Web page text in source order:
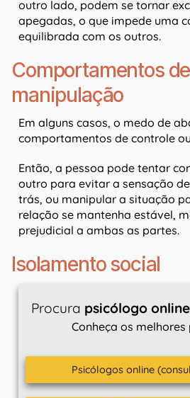
outro lado, podem se tornar
apegadas, o que impede uma
equilibrada com os outros.
Comportamentos
manipulação
Em alguns casos, o medo de
comportamentos de controle
Então, a pessoa pode tentar
outro para evitar a sensação
trás, ou manipular a situação
relação se mantenha estável,
prejudicial a ambas as partes.
Isolamento social
Procura psicólogo online
Conheça os
Psicólogos online